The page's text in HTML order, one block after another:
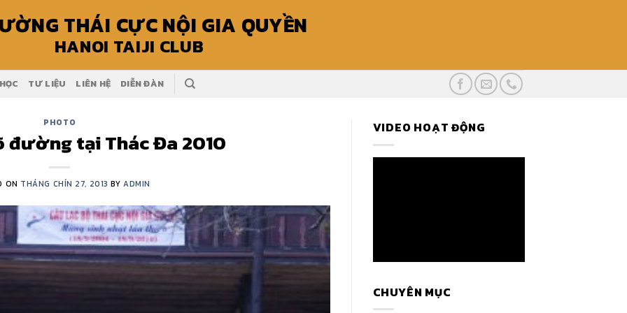
THÁI CỰC NỘI GIA QUYỀN
HANOI TAIJI CLUB
TƯ LIỆU LIÊN HỆ DIỄN ĐÀN
PHOTO
đường tại Thác Đa 2010
ON THÁNG CHÍN 27, 2013 BYADMIN
VIDEO HOẠT ĐỘNG
CHUYÊN MỤC